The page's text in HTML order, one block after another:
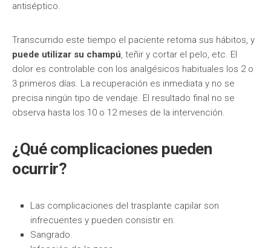
antiséptico.
Transcurrido este tiempo el paciente retoma sus hábitos, y
puede utilizar su champú, teñir y cortar el pelo, etc. El
dolor es controlable con los analgésicos habituales los 2 o
3 primeros días. La recuperación es inmediata y no se
precisa ningún tipo de vendaje. El resultado final no se
observa hasta los 10 o 12 meses de la intervención.
¿Qué complicaciones pueden
ocurrir?
Las complicaciones del trasplante capilar son
infrecuentes y pueden consistir en:
Sangrado.